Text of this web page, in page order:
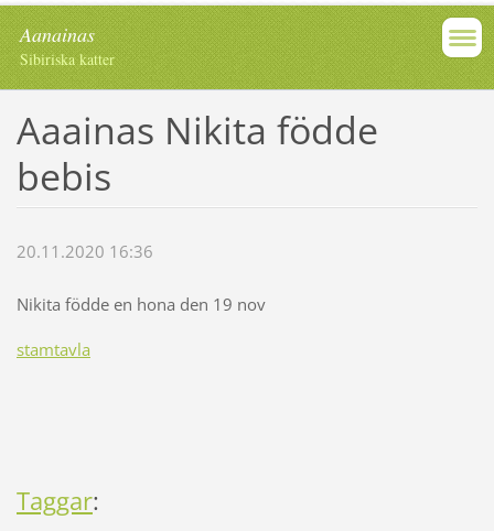
Aanainas
Sibiriska katter
Aaainas Nikita födde
bebis
20.11.2020 16:36
Nikita födde en hona den 19 nov
stamtavla
Taggar: